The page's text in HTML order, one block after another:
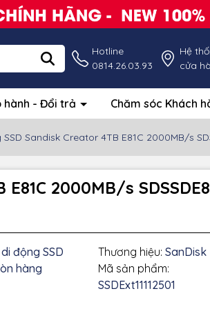
Hotline
0814.26.03.93
Hệ
cửa
hành - Đổi trả Chăm sóc Khách
Sandisk Creator 4TB E81C 2000MB/s
2000MB/s
động SSD Thương hiệu: SanDisk
hàng
Mã sản phẩm:
SSDExt11112501